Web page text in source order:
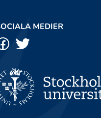
MEDIER